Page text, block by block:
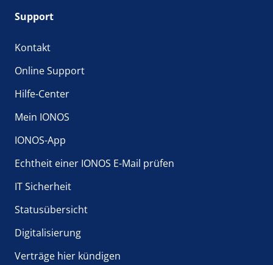
Support
Kontakt
Online Support
Hilfe-Center
Mein IONOS
IONOS-App
Echtheit einer IONOS E-Mail prüfen
IT Sicherheit
Statusübersicht
Digitalisierung
Verträge hier kündigen